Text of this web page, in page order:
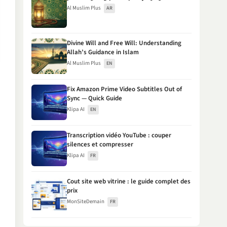
Al Muslim Plus AR
Divine Will and Free Will: Understanding
Allah’s Guidance in Islam
Al Muslim Plus EN
Fix Amazon Prime Video Subtitles Out of
Sync — Quick Guide
Klipa AI EN
Transcription vidéo YouTube : couper
silences et compresser
Klipa AI FR
Cout site web vitrine : le guide complet des
prix
MonSiteDemain FR